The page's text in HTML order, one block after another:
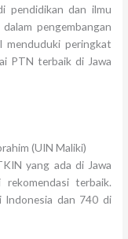
pendidikan dan ilmu
pengembangan
menduduki peringkat
PTN terbaik di Jawa
(UIN Maliki)
yang ada di Jawa
terbaik.
Indonesia dan 740 di